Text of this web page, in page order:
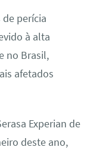
perícia
à alta
no Brasil,
afetados
Experian de
deste ano,